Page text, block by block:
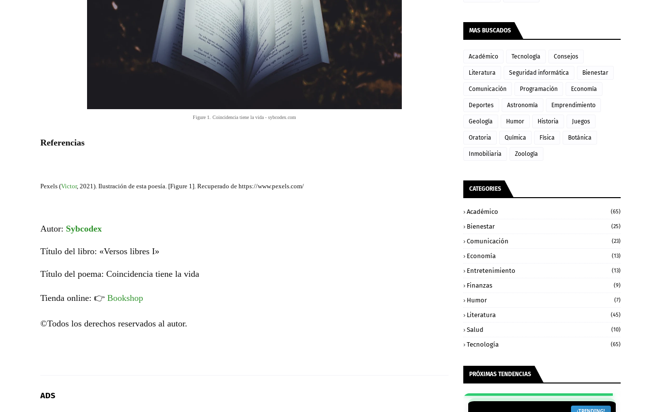
Figure 1. Coincidencia tiene la vida - sybcodex.com
Referencias
Pexels (Victor, 2021). Ilustración de esta poesía. [Figure 1]. Recuperado de https://www.pexels.com/
Autor: Sybcodex
Título del libro: «Versos libres I»
Título del poema: Coincidencia tiene la vida
Tienda online: 👉 Bookshop
©Todos los derechos reservados al autor.
ADS
MAS BUSCADOS
Académico Tecnología Consejos
Literatura Seguridad informática Bienestar
Comunicación Programación Economía
Deportes Astronomía Emprendimiento
Geología Humor Historia Juegos
Oratoria Química Física Botánica
Inmobiliaria Zoología
CATEGORIES
Académico (65)
Bienestar (25)
Comunicación (23)
Economía (13)
Entretenimiento (13)
Finanzas (9)
Humor (7)
Literatura (45)
Salud (10)
Tecnología (65)
PRÓXIMAS TENDENCIAS